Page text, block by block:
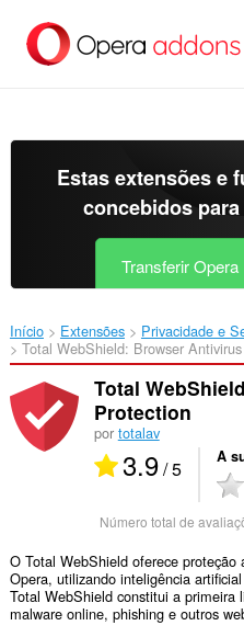
para
Estas extensões e
concebidos
Transferir Opera
Início Extensões
Privacidade e
Total WebShield: Browser
Total
Protection
por totalav
3.9/ 5 A
Número total de
O Total WebShield oferece
Opera, utilizando inteligência
Total WebShield constitui a primeira
malware online, phishing e outros